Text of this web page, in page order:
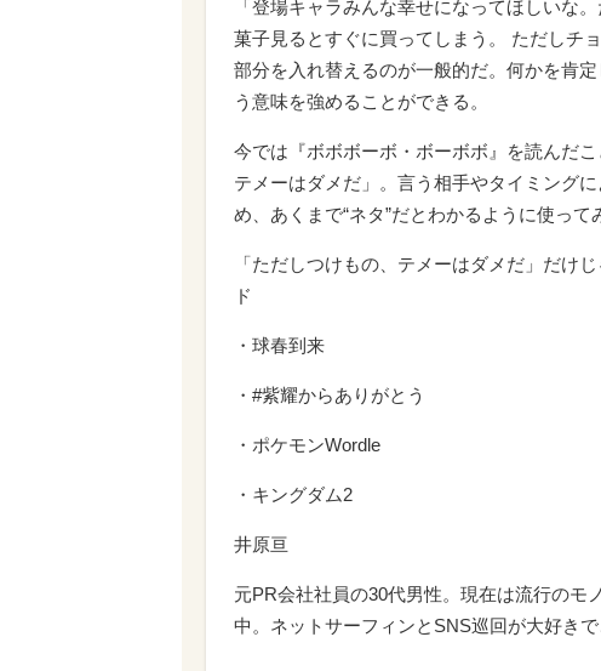
「登場キャラみんな幸せになってほしいな
菓子見るとすぐに買ってしまう。 ただしチ
部分を入れ替えるのが一般的だ。何かを肯
う意味を強めることができる。
今では『ボボボーボ・ボーボボ』を読んだ
テメーはダメだ」。言う相手やタイミング
め、あくまで“ネタ”だとわかるように使って
「ただしつけもの、テメーはダメだ」だけ
ド
・球春到来
・#紫耀からありがとう
・ポケモンWordle
・キングダム2
井原亘
元PR会社社員の30代男性。現在は流行のモ
中。ネットサーフィンとSNS巡回が大好き